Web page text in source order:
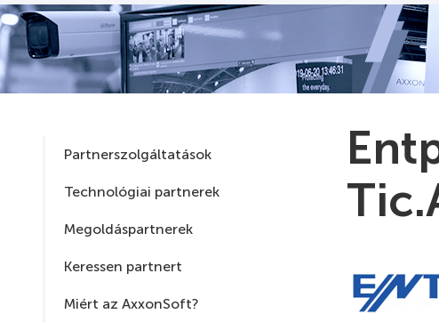
Partnerszolgáltatások
Technológiai partnerek
Megoldáspartnerek
Keressen partnert
Miért az AxxonSoft?